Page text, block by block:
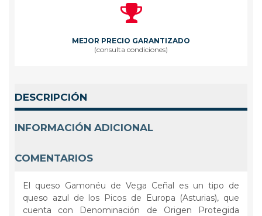
MEJOR PRECIO GARANTIZADO
(consulta condiciones)
DESCRIPCIÓN
INFORMACIÓN ADICIONAL
COMENTARIOS
El queso Gamonéu de Vega Ceñal es un tipo de
queso azul de los Picos de Europa (Asturias), que
cuenta con Denominación de Origen Protegida